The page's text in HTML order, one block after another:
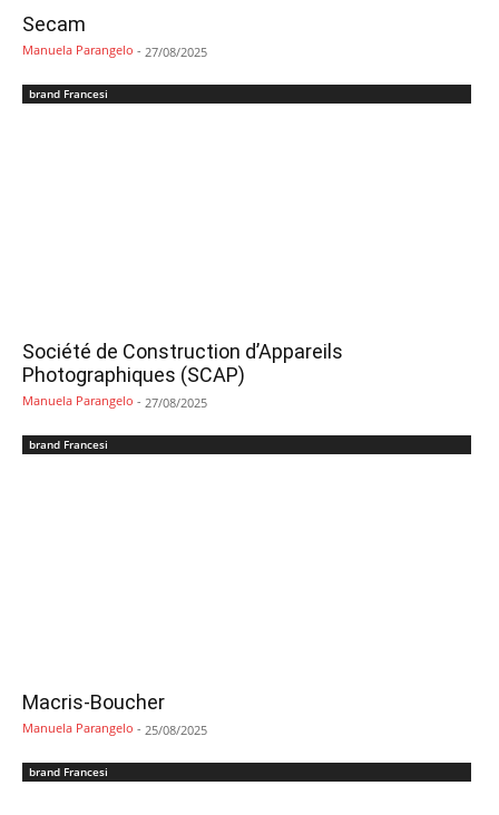
Secam
Manuela Parangelo - 27/08/2025
brand Francesi
Société de Construction d’Appareils
Photographiques (SCAP)
Manuela Parangelo - 27/08/2025
brand Francesi
Macris-Boucher
Manuela Parangelo - 25/08/2025
brand Francesi